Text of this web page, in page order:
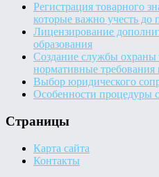
Регистрация товарного
которые важно учесть до
Лицензирование
образования
Создание службы охраны
нормативные требования
Выбор юридического
Особенности процедуры
Страницы
Карта сайта
Контакты